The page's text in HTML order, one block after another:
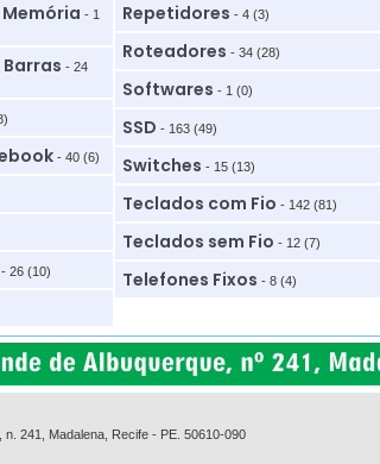
- 1
- 24
- 40 (6)
- 26 (10)
Repetidores - 4 (3)
Roteadores - 34 (28)
Softwares - 1 (0)
SSD - 163 (49)
Switches - 15 (13)
Teclados com Fio - 142 (81)
Teclados sem Fio - 12 (7)
Telefones Fixos - 8 (4)
n. 241, Madalena, Recife - PE. 50610-090